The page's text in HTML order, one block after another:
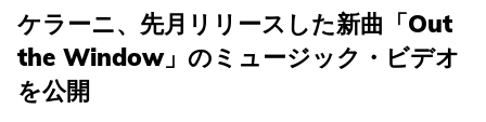
ケラーニ、先月リリースした新曲「Out
the Window」のミュージック・ビデオ
を公開